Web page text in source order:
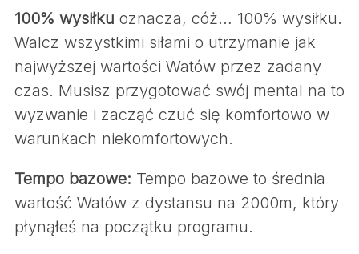
100% wysiłku oznacza, cóż… 100% wysiłku.
Walcz wszystkimi siłami o utrzymanie jak
najwyższej wartości Watów przez zadany
czas. Musisz przygotować swój mental na to
wyzwanie i zacząć czuć się komfortowo w
warunkach niekomfortowych.
Tempo bazowe: Tempo bazowe to średnia
wartość Watów z dystansu na 2000m, który
płynąłeś na początku programu.
e
a
r
c
h
o
r